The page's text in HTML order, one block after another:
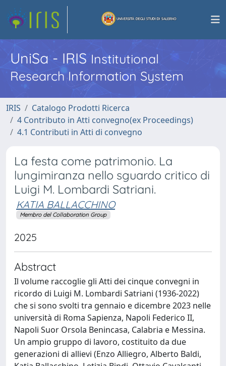
UniSa - IRISInstitutional
Research Information System
IRIS
Catalogo Prodotti Ricerca
4 Contributo in Atti convegno(ex Proceedings)
4.1 Contributi in Atti di convegno
La festa come patrimonio. La
lungimiranza nello sguardo critico di
Luigi M. Lombardi Satriani.
KATIA BALLACCHINO
Membro del Collaboration Group
2025
Abstract
Il volume raccoglie gli Atti dei cinque convegni in
ricordo di Luigi M. Lombardi Satriani (1936-2022)
che si sono svolti tra gennaio e dicembre 2023 nelle
università di Roma Sapienza, Napoli Federico II,
Napoli Suor Orsola Benincasa, Calabria e Messina.
Un ampio gruppo di lavoro, costituito da due
generazioni di allievi (Enzo Alliegro, Alberto Baldi,